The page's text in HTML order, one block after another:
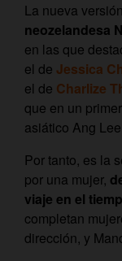
La nueva
neozelandesa
en las que
el de Jessica
el de Charlize
que en un
asiático Ang
Por tanto, es la
por una mujer,
viaje en el
completan
dirección, y